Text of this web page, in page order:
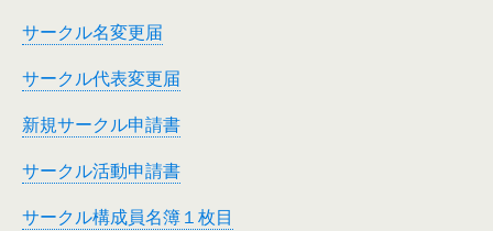
サークル名変更届
サークル代表変更届
新規サークル申請書
サークル活動申請書
サークル構成員名簿１枚目